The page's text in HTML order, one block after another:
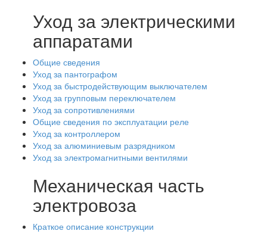
Уход за электрическими
аппаратами
Общие сведения
Уход за пантографом
Уход за быстродействующим выключателем
Уход за групповым переключателем
Уход за сопротивлениями
Общие сведения по эксплуатации реле
Уход за контроллером
Уход за алюминиевым разрядником
Уход за электромагнитными вентилями
Механическая часть
электровоза
Краткое описание конструкции